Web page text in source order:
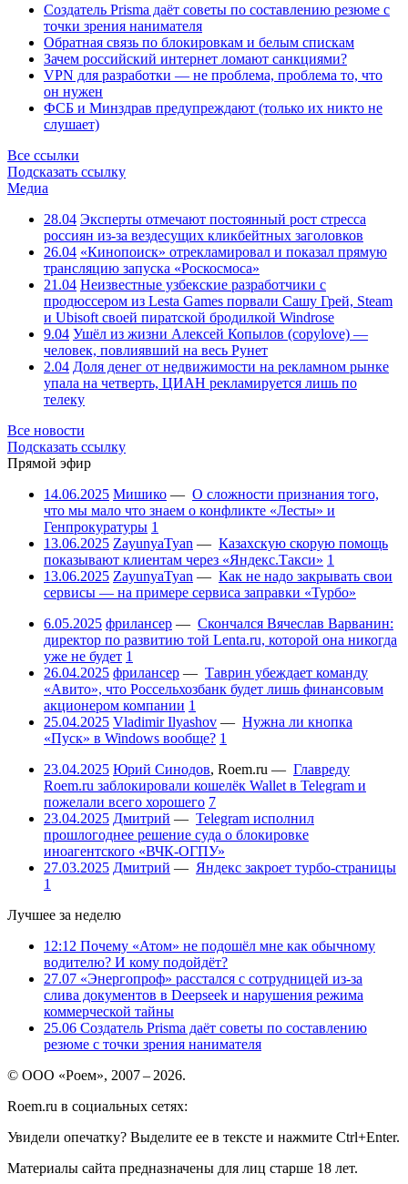
Создатель Prisma даёт советы по составлению резюме с
точки зрения нанимателя
Обратная связь по блокировкам и белым спискам
Зачем российский интернет ломают санкциями?
VPN для разработки — не проблема, проблема то, что
он нужен
ФСБ и Минздрав предупреждают (только их никто не
слушает)
Все ссылки
Подсказать ссылку
Медиа
28.04 Эксперты отмечают постоянный рост стресса
россиян из-за вездесущих кликбейтных заголовков
26.04 «Кинопоиск» отрекламировал и показал прямую
трансляцию запуска «Роскосмоса»
21.04 Неизвестные узбекские разработчики с
продюссером из Lesta Games порвали Сашу Грей, Steam
и Ubisoft своей пиратской бродилкой Windrose
9.04 Ушёл из жизни Алексей Копылов (copylove) —
человек, повлиявший на весь Рунет
2.04 Доля денег от недвижимости на рекламном рынке
упала на четверть, ЦИАН рекламируется лишь по
телеку
Все новости
Подсказать ссылку
Прямой эфир
14.06.2025 Мишико — О сложности признания того,
что мы мало что знаем о конфликте «Лесты» и
Генпрокуратуры 1
13.06.2025 ZayunyaTyan — Казахскую скорую помощь
показывают клиентам через «Яндекс.Такси» 1
13.06.2025 ZayunyaTyan — Как не надо закрывать свои
сервисы — на примере сервиса заправки «Турбо»
6.05.2025 фрилансер — Скончался Вячеслав Варванин:
директор по развитию той Lenta.ru, которой она никогда
уже не будет 1
26.04.2025 фрилансер — Таврин убеждает команду
«Авито», что Россельхозбанк будет лишь финансовым
акционером компании 1
25.04.2025 Vladimir Ilyashov — Нужна ли кнопка
«Пуск» в Windows вообще? 1
23.04.2025 Юрий Синодов, Roem.ru — Главреду
Roem.ru заблокировали кошелёк Wallet в Telegram и
пожелали всего хорошего 7
23.04.2025 Дмитрий — Telegram исполнил
прошлогоднее решение суда о блокировке
иноагентского «ВЧК-ОГПУ»
27.03.2025 Дмитрий — Яндекс закроет турбо-страницы
1
Лучшее за неделю
12:12 Почему «Атом» не подошёл мне как обычному
водителю? И кому подойдёт?
27.07 «Энергопроф» расстался с сотрудницей из-за
слива документов в Deepseek и нарушения режима
коммерческой тайны
25.06 Создатель Prisma даёт советы по составлению
резюме с точки зрения нанимателя
© ООО «Роем», 2007 – 2026.
Roem.ru в социальных сетях:
Увидели опечатку? Выделите ее в тексте и нажмите Ctrl+Enter.
Материалы сайта предназначены для лиц старше 18 лет.